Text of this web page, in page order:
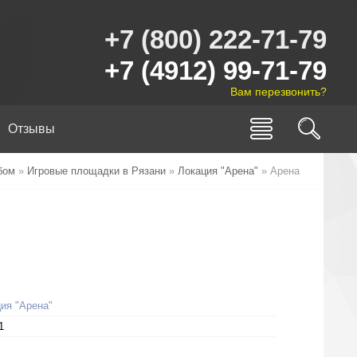
+7 (800) 222-71-79
+7 (4912) 99-71-79
Вам перезвонить?
Отзывы
» Игровые площадки в Рязани » Локация "Арена" » Арена
"Арена"